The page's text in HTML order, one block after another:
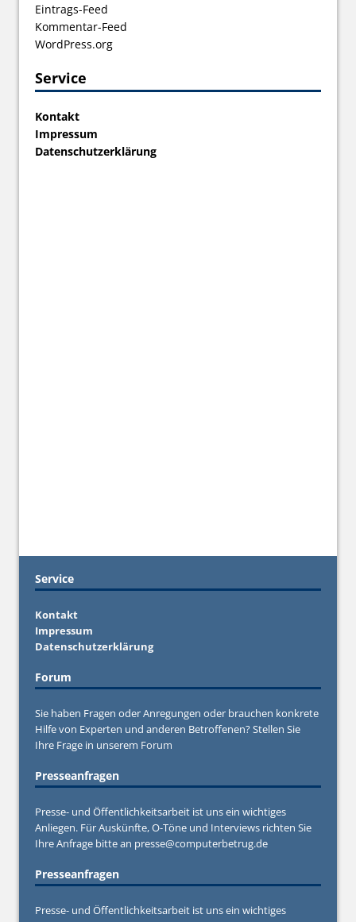
Eintrags-Feed
Kommentar-Feed
WordPress.org
Service
Kontakt
Impressum
Datenschutzerklärung
Service
Kontakt
Impressum
Datenschutzerklärung
Forum
Sie haben Fragen oder Anregungen oder brauchen konkrete
Hilfe von Experten und anderen Betroffenen? Stellen Sie
Ihre Frage in unserem Forum
Presseanfragen
Presse- und Öffentlichkeitsarbeit ist uns ein wichtiges
Anliegen. Für Auskünfte, O-Töne und Interviews richten Sie
Ihre Anfrage bitte an presse@computerbetrug.de
Presseanfragen
Presse- und Öffentlichkeitsarbeit ist uns ein wichtiges